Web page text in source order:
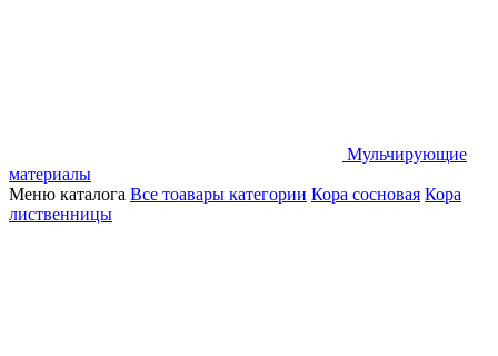
Мульчирующие
материалы
Меню каталога Все тоавары категории Кора сосновая Кора
лиственницы